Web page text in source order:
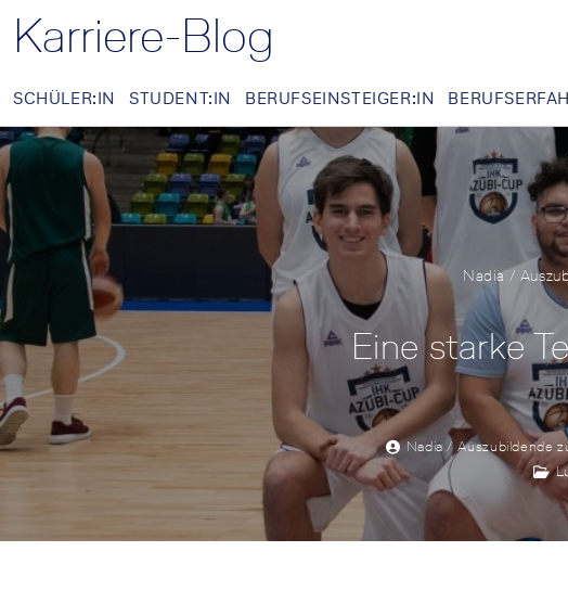
Karriere-Blog
SCHÜLER:IN STUDENT:IN BERUFSEINSTEIGER:IN
Nadia /
Eine starke
Nadia / Auszubildende